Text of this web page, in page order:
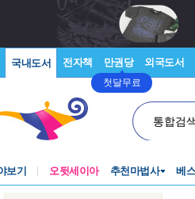
국내도서 전자책 만권당
첫달무료
외국도서
통합검
보기 오뒷세이아 추천마법사 베